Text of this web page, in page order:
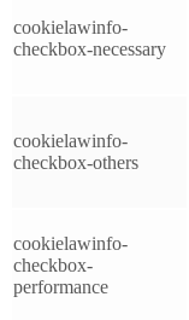
cookielawinfo-
checkbox-necessary
cookielawinfo-
checkbox-others
cookielawinfo-
checkbox-
performance